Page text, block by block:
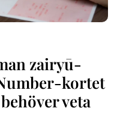
zairyū-
kortet
veta